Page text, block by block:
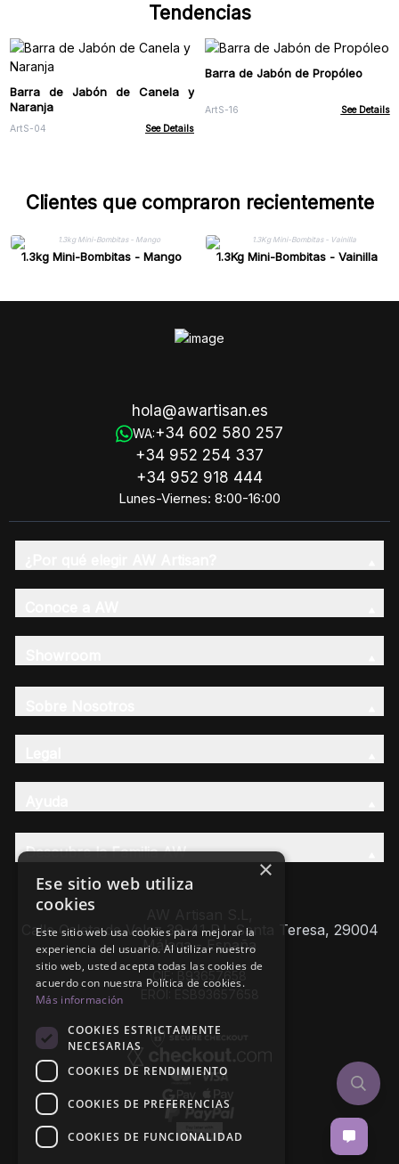
Tendencias
Barra de Jabón de Canela y
Naranja
ArtS-04 See Details
Barra de Jabón de Propóleo
ArtS-16 See Details
Clientes que compraron recientemente
1.3kg Mini-Bombitas - Mango 1.3Kg Mini-Bombitas - Vainilla
hola@awartisan.es
WA:+34 602 580 257
+34 952 254 337
+34 952 918 444
Lunes-Viernes: 8:00-16:00
Descubre la Familia AW
Calle Caleta de Velez 39-41 P.I. Santa Teresa, 29004
Málaga - España
CIF: B93657658
×
Ese sitio web utiliza
cookies
Este sitio web usa cookies para mejorar la
experiencia del usuario. Al utilizar nuestro
sitio web, usted acepta todas las cookies de
acuerdo con nuestra Política de cookies.
Más información
COOKIES ESTRICTAMENTE
NECESARIAS
COOKIES DE RENDIMIENTO
COOKIES DE PREFERENCIAS
COOKIES DE FUNCIONALIDAD